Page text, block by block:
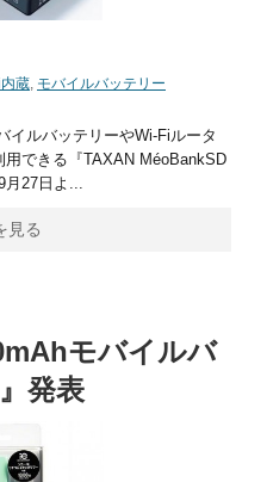
蔵 モバイルバッテリー
ルバッテリーやWi-Fiルータ
できる『TAXAN MéoBankSD
27日よ...
見る
モバイルバ
発表